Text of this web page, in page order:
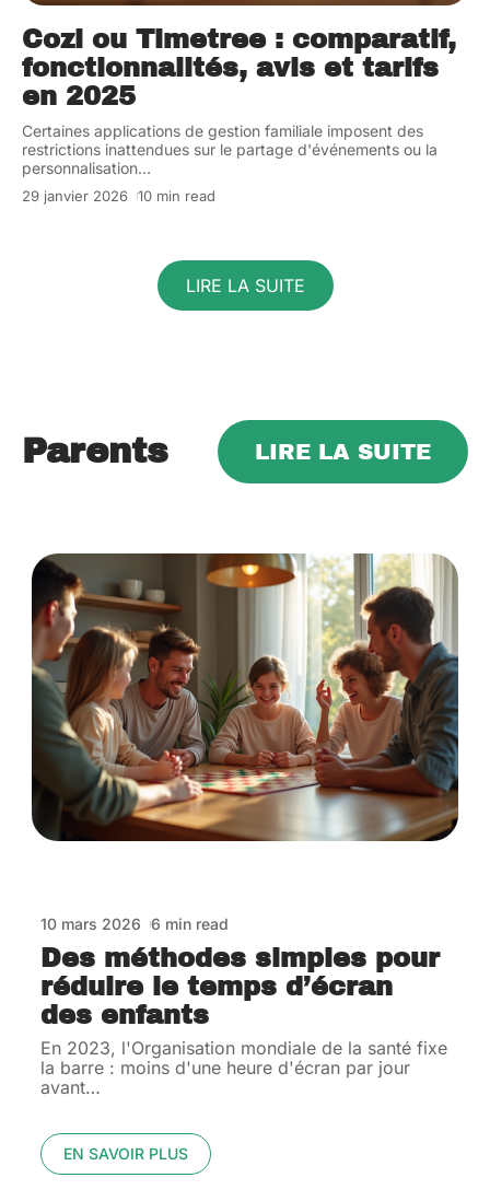
Cozi ou Timetree : comparatif,
fonctionnalités, avis et tarifs
en 2025
Certaines applications de gestion familiale imposent des
restrictions inattendues sur le partage d'événements ou la
personnalisation…
29 janvier 2026 10 min read
LIRE LA SUITE
Parents LIRE LA SUITE
10 mars 2026 6 min read
Des méthodes simples pour
réduire le temps d’écran
des enfants
En 2023, l'Organisation mondiale de la santé fixe
la barre : moins d'une heure d'écran par jour
avant…
EN SAVOIR PLUS